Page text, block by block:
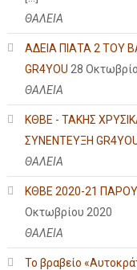
ΘΑΛΕΙΑ
ΑΔΕΙΑ ΠΙΑΤΑ 2 ΤΟΥ
GR4YOU 28
ΘΑΛΕΙΑ
ΚΘΒΕ - ΤΑΚΗΣ
ΣΥΝΕΝΤΕΥΞΗ
ΘΑΛΕΙΑ
ΚΘΒΕ 2020-21
Οκτωβρίου 2020
ΘΑΛΕΙΑ
Το βραβείο